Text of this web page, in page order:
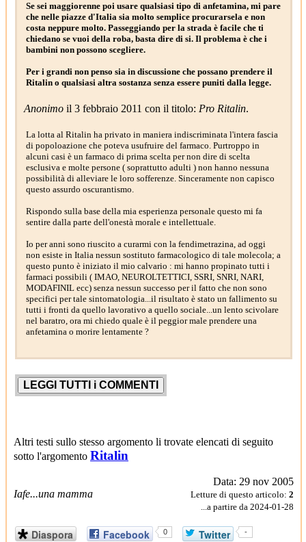
Se sei maggiorenne poi usare qualsiasi tipo di anfetamina, mi pare
che nelle piazze d'Italia sia molto semplice procurarsela e non
costa neppure molto. Passeggiando per la strada è facile che ti
chiedano se vuoi della roba, basta dire di si. Il problema è che i
bambini non possono scegliere.
Per i grandi non penso sia in discussione che possano prendere il
Ritalin o qualsiasi altra sostanza senza essere puniti dalla legge.
Anonimo il 3 febbraio 2011 con il titolo: Pro Ritalin.
La lotta al Ritalin ha privato in maniera indiscriminata l'intera fascia
di popoloazione che poteva usufruire del farmaco. Purtroppo in
alcuni casi è un farmaco di prima scelta per non dire di scelta
esclusiva e molte persone ( soprattutto adulti ) non hanno nessuna
possibilità di alleviare le loro sofferenze. Sinceramente non capisco
questo assurdo oscurantismo.
Rispondo sulla base della mia esperienza personale questo mi fa
sentire dalla parte dell'onestà morale e intellettuale.
Io per anni sono riuscito a curarmi con la fendimetrazina, ad oggi
non esiste in Italia nessun sostituto farmacologico di tale molecola; a
questo punto è iniziato il mio calvario : mi hanno propinato tutti i
farmaci possibili ( IMAO, NEUROLTETTICI, SSRI, SNRI, NARI,
MODAFINIL ecc) senza nessun successo per il fatto che non sono
specifici per tale sintomatologia...il risultato è stato un fallimento su
tutti i fronti da quello lavorativo a quello sociale...un lento scivolare
nel baratro, ora mi chiedo quale è il peggior male prendere una
anfetamina o morire lentamente ?
Altri testi sullo stesso argomento li trovate elencati di seguito
sotto l'argomento Ritalin
Iafe...una mamma
Data: 29 nov 2005
Letture di questo articolo: 2
...a partire da 2024-01-28
Diaspora Facebook 0 Twitter -